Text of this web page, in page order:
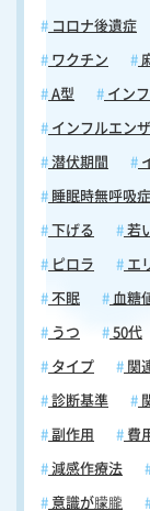
コロナ後遺症
ワクチン
A型 イン
インフルエン
潜伏期間
睡眠時無呼吸
下げる 若
ピロラ エ
不眠 血糖
うつ 50代
タイプ 関
診断基準
副作用 費
減感作療法
意識が朦朧